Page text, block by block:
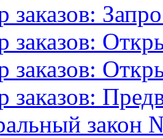
заказов:
заказов:
заказов:
заказов:
закон